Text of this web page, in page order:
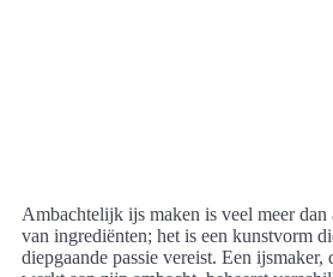
Ambachtelijk ijs maken is veel meer dan
van ingrediënten; het is een kunstvorm
diepgaande passie vereist. Een